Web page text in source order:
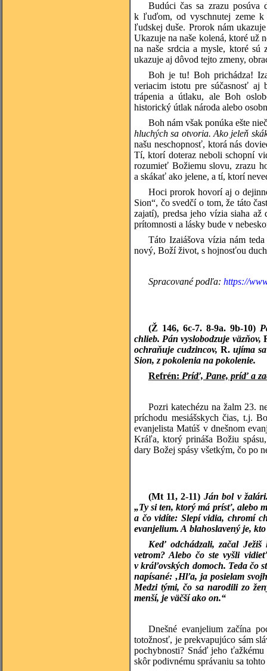
Budúci čas sa zrazu posúva
k ľuďom, od vyschnutej zeme k
ľudskej duše. Prorok nám
Ukazuje na naše kolená, ktoré už
na naše srdcia a mysle, ktoré
ukazuje aj dôvod tejto zmeny,
Boh je tu! Boh prichádza!
veriacim istotu pre súčasnosť aj
trápenia a útlaku, ale Boh
historický útlak národa alebo
Boh nám však ponúka ešte
hluchých sa otvoria. Ako jeleň
našu neschopnosť, ktorá nás
Tí, ktorí doteraz neboli schopní
rozumieť Božiemu slovu, zrazu
a skákať ako jelene, a tí, ktorí
Hoci prorok hovorí aj o
Sion“, čo svedčí o tom, že táto
zajatí), predsa jeho vízia siaha
prítomnosti a lásky bude v
Táto Izaiášova vízia nám
nový, Boží život, s hojnosťou
Spracované podľa: https://
(Ž 146, 6c-7. 8-9a. 9b-10)
chlieb. Pán vyslobodzuje väzňov,
ochraňuje cudzincov,R. ujíma
Sion, z pokolenia na pokolenie.
Refrén: Príď, Pane, príď a
Pozri katechézu na žalm 23.
príchodu mesiášskych čias, t.j.
evanjelista Matúš v dnešnom
Kráľa, ktorý prináša Božiu
dary Božej spásy všetkým, čo po
(Mt 11, 2-11) Ján bol v
„Ty si ten, ktorý má prísť, alebo
a čo vidíte: Slepí vidia, chromí
evanjelium. A blahoslavený je,
Keď odchádzali, začal
vetrom? Alebo čo ste vyšli
v kráľovských domoch. Teda čo
napísané: ‚Hľa, ja posielam
Medzi tými, čo sa narodili zo
menší, je väčší ako on.“
Dnešné evanjelium začína
totožnosť, je prekvapujúco sám
pochybnosti? Snáď jeho
skôr podivnému správaniu sa